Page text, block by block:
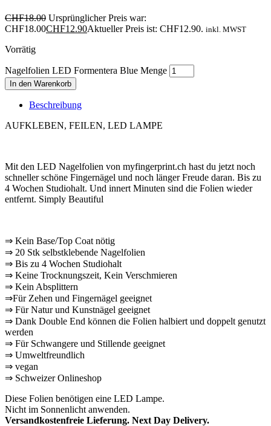
CHF18.00 Ursprünglicher Preis war:
CHF18.00CHF12.90Aktueller Preis ist: CHF12.90. inkl. MWST
Vorrätig
Nagelfolien LED Formentera Blue Menge
In den Warenkorb
Beschreibung
AUFKLEBEN, FEILEN, LED LAMPE
Mit den LED Nagelfolien von myfingerprint.ch hast du jetzt noch
schneller schöne Fingernägel und noch länger Freude daran. Bis zu
4 Wochen Studiohalt. Und innert Minuten sind die Folien wieder
entfernt. Simply Beautiful
⇒ Kein Base/Top Coat nötig
⇒ 20 Stk selbstklebende Nagelfolien
⇒ Bis zu 4 Wochen Studiohalt
⇒ Keine Trocknungszeit, Kein Verschmieren
⇒ Kein Absplittern
⇒Für Zehen und Fingernägel geeignet
⇒ Für Natur und Kunstnägel geeignet
⇒ Dank Double End können die Folien halbiert und doppelt genutzt
werden
⇒ Für Schwangere und Stillende geeignet
⇒ Umweltfreundlich
⇒ vegan
⇒ Schweizer Onlineshop
Diese Folien benötigen eine LED Lampe.
Nicht im Sonnenlicht anwenden.
Versandkostenfreie Lieferung. Next Day Delivery.